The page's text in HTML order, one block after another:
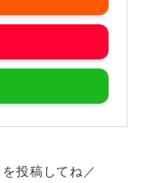
投稿してね／